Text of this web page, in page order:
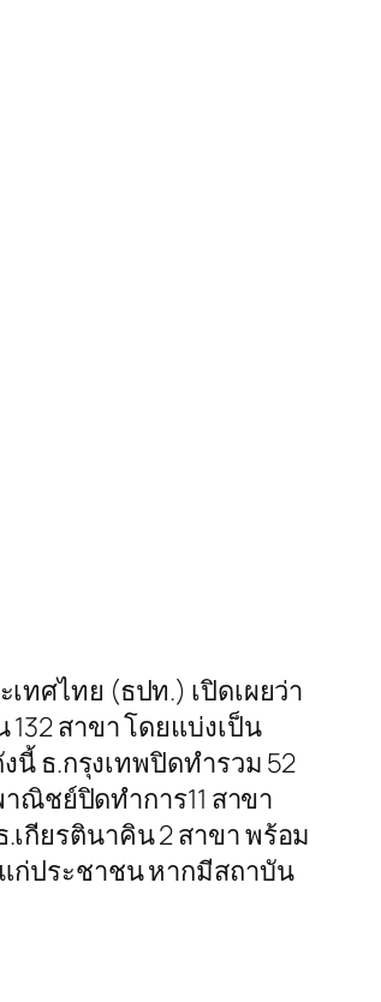
ทศไทย (ธปท.) เปิดเผยว่า
สาขา โดยแบ่งเป็น
นี้ ธ.กรุงเทพปิดทำรวม 52
ณิชย์ปิดทำการ11 สาขา
เกียรตินาคิน 2 สาขา พร้อม
ก่ประชาชน หากมีสถาบัน